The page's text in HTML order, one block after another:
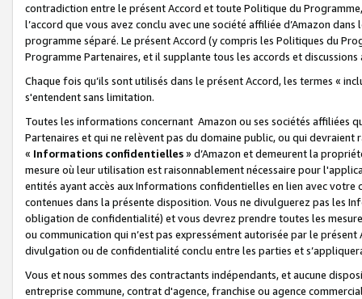
contradiction entre le présent Accord et toute Politique du
l’accord que vous avez conclu avec une société affiliée d’Amazon
programme séparé. Le présent Accord (y compris les Politiques du
Programme Partenaires, et il supplante tous les accords et discussions
Chaque fois qu’ils sont utilisés dans le présent Accord, les termes «
s'entendent sans limitation.
Toutes les informations concernant Amazon ou ses sociétés affiliées
Partenaires et qui ne relèvent pas du domaine public, ou qui
« Informations confidentielles» d’Amazon et demeurent la
mesure où leur utilisation est raisonnablement nécessaire pour
entités ayant accès aux Informations confidentielles en lien avec
contenues dans la présente disposition. Vous ne divulguerez pas les
obligation de confidentialité) et vous devrez prendre toutes les
ou communication qui n’est pas expressément autorisée par le
divulgation ou de confidentialité conclu entre les parties et
Vous et nous sommes des contractants indépendants, et aucune
entreprise commune, contrat d'agence, franchise ou agence